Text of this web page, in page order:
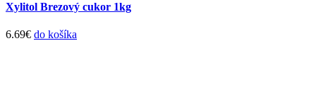
Xylitol Brezový cukor 1kg
6.69€ do košíka